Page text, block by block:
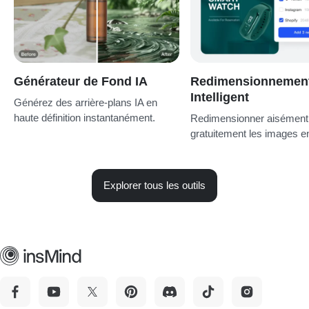
Générateur de Fond IA
Générez des arrière-plans IA en
haute définition instantanément.
Intelligent
Redimensionner
gratuitement les images
Explorer tous les outils